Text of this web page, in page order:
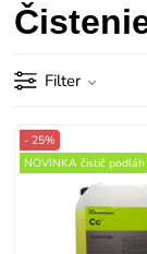
Filter
- 25%
NOVINKA čistič podláh